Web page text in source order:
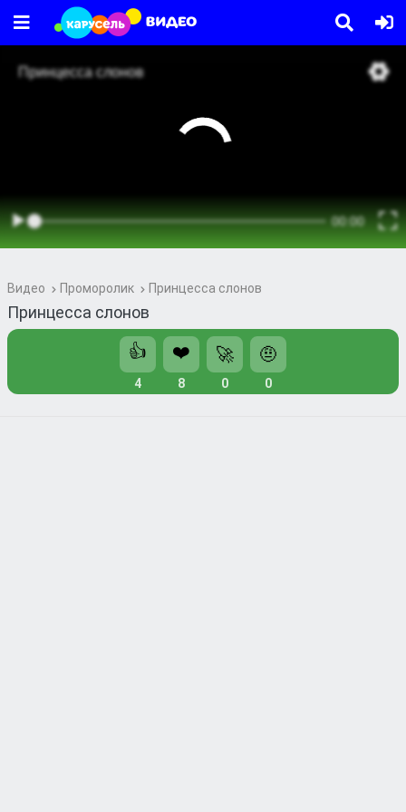
Видео Проморолик Принцесса слонов
Принцесса слонов
👍
4
❤️
8
🚀
0
🤨
0